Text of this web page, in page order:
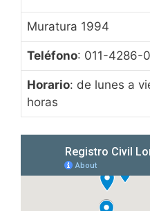
Muratura 1994
Teléfono: 011-4286-
Horario: de lunes a
horas